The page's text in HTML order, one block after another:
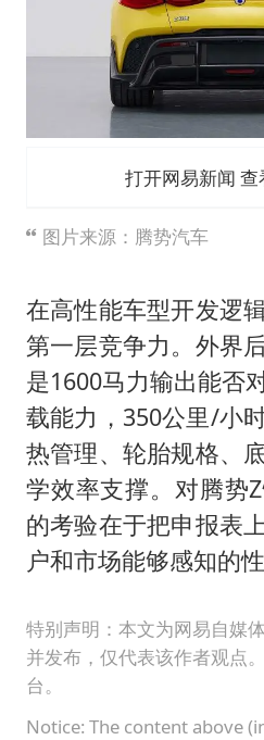
打开网易新闻
图片来源：腾势汽车
在高性能车型开发逻
第一层竞争力。外界
是1600马力输出能否
载能力，350公里/小
热管理、轮胎规格、
学效率支撑。对腾势
的考验在于把申报表
户和市场能够感知的性
特别声明：本文为网易自媒
并发布，仅代表该作者观点
台。
Notice: The content above